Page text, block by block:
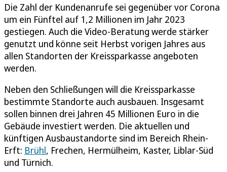
Die Zahl der Kundenanrufe sei gegenüber vor Corona
um ein Fünftel auf 1,2 Millionen im Jahr 2023
gestiegen. Auch die Video-Beratung werde stärker
genutzt und könne seit Herbst vorigen Jahres aus
allen Standorten der Kreissparkasse angeboten
werden.
Neben den Schließungen will die Kreissparkasse
bestimmte Standorte auch ausbauen. Insgesamt
sollen binnen drei Jahren 45 Millionen Euro in die
Gebäude investiert werden. Die aktuellen und
künftigen Ausbaustandorte sind im Bereich Rhein-
Erft: Brühl, Frechen, Hermülheim, Kaster, Liblar-Süd
und Türnich.